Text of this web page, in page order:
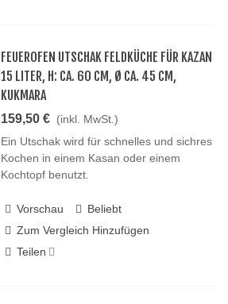
FEUEROFEN UTSCHAK FELDKÜCHE FÜR KAZAN
15 LITER, H: CA. 60 CM, Ø CA. 45 CM,
KUKMARA
159,50 € (inkl. MwSt.)
Ein Utschak wird für schnelles und sichres
Kochen in einem Kasan oder einem
Kochtopf benutzt.
Vorschau
Beliebt
Zum Vergleich Hinzufügen
Teilen